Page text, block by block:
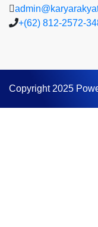
+(62) 812-2572-
Copyright 2025